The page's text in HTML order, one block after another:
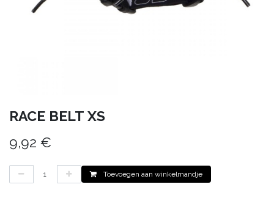
RACE BELT XS
9,92 €
Toevoegen aan winkelmandje